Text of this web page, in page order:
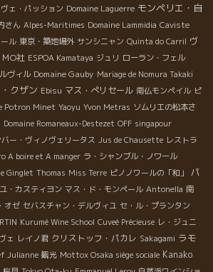
ェ・パッション Domaine Laguerre モンペリエ・自
さん Alpes-Maritimes Domaine Lammidia Caviste
ル 東京・築地場外 サンシニャン Quinta do Carril ヴ
ＭО社 ESPOA Kamataya ジュリ ローラン・フェル
ヴィル Domaine Gauby Mariage de Nomura Takaki
クザン Ebisu マス・ぺリセール 南仏モンペイル ピ
Potron Minet Yaoyu Yvon Metras ソムリエの松本さ
Domaine Romaneaux-Destezet OFF singapour
ー・ヴィノヴェリータス Jus de Chausette レストラ
A boire et A manger ラ・シャンブル・ノワール
Ginglet Thomas Miss Terre ピノノワールの「和」
パ
・カスティヨン マス・ド・モンペール Antonella 南
オゼ セバスチャン・デルヴィユ セ・ル・プランタン
Kurumé Wine School Cuveé Précieuse レ・ジュニ
ェ レイノ君 クリストッフ・パカレ Sakagami ラモ
Julianne 観光 Mottox Osaka siège sociale Kanako